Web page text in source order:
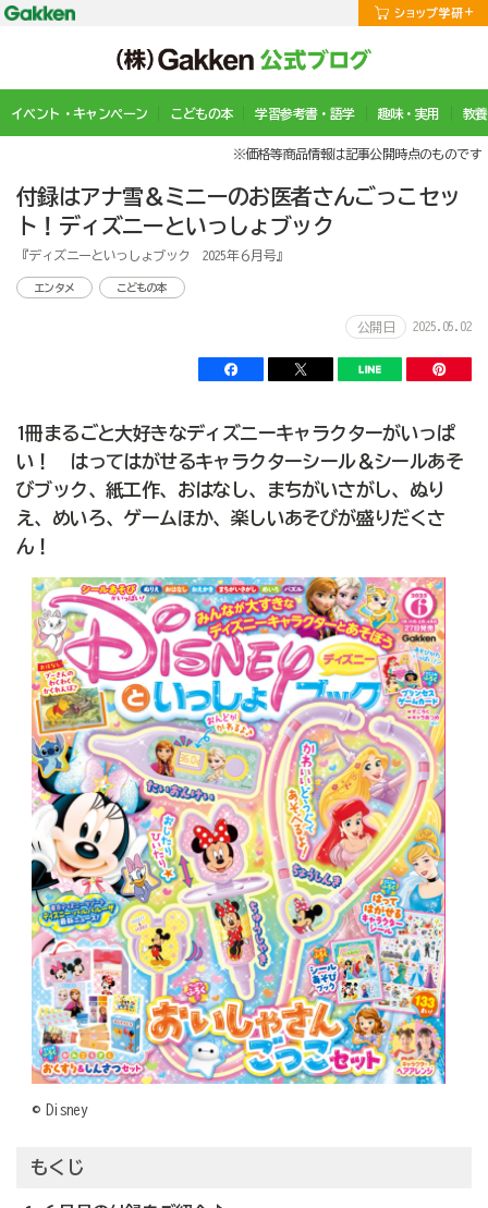
イベント・キャンペーン こどもの本 学習参考書・語学 趣味・実用 教
※価格等商品情報は記事公開時点のものです
付録はアナ雪＆ミニーのお医者さんごっこセッ
ト！ディズニーといっしょブック
『ディズニーといっしょブック 2025年６月号』
エンタメ こどもの本
公開日 2025.05.02
1冊まるごと大好きなディズニーキャラクターがいっぱ
い！ はってはがせるキャラクターシール＆シールあそ
びブック、紙工作、おはなし、まちがいさがし、ぬり
え、めいろ、ゲームほか、楽しいあそびが盛りだくさ
ん！
© Disney
もくじ